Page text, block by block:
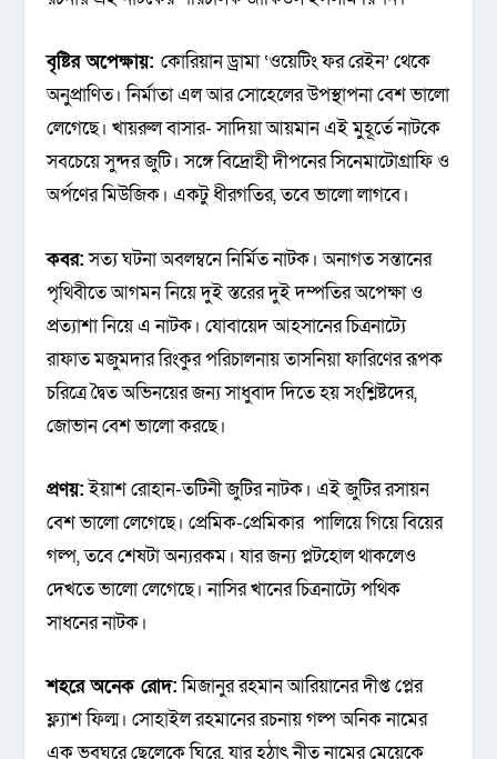
বৃষ্টির অপেক্ষায়:কোরিয়ান ড্রামা ‌‘ওয়েটিং ফর রেইন’ থেকে
অনুপ্রাণিত। নির্মাতা এল আর সোহেলের উপস্থাপনা বেশ ভালো
লেগেছে। খায়রুল বাসার- সাদিয়া আয়মান এই মুহূর্তে নাটকে
সবচেয়ে সুন্দর জুটি। সঙ্গে বিদ্রোহী দীপনের সিনেমাটোগ্রাফি ও
অর্পণের মিউজিক। একটু ধীরগতির, তবে ভালো লাগবে।
কবর:সত্য ঘটনা অবলম্বনে নির্মিত নাটক। অনাগত সন্তানের
পৃথিবীতে আগমন নিয়ে দুই স্তরের দুই দম্পতির অপেক্ষা ও
প্রত্যাশা নিয়ে এ নাটক। যোবায়েদ আহসানের চিত্রনাট্যে
রাফাত মজুমদার রিংকুর পরিচালনায় তাসনিয়া ফারিণের রূপক
চরিত্রে দ্বৈত অভিনয়ের জন্য সাধুবাদ দিতে হয় সংশ্লিষ্টদের,
জোভান বেশ ভালো করছে।
প্রণয়:ইয়াশ রোহান-তটিনী জুটির নাটক। এই জুটির রসায়ন
বেশ ভালো লেগেছে। প্রেমিক-প্রেমিকার পালিয়ে গিয়ে বিয়ের
গল্প, তবে শেষটা অন্যরকম। যার জন্য প্লটহোল থাকলেও
দেখতে ভালো লেগেছে। নাসির খানের চিত্রনাট্যে পথিক
সাধনের নাটক।
শহরে অনেক রোদ:মিজানুর রহমান আরিয়ানের দীপ্ত প্লের
ফ্ল্যাশ ফিল্ম। সোহাইল রহমানের রচনায় গল্প অনিক নামের
এক ভবঘুরে ছেলেকে ঘিরে, যার হঠাৎ নীতু নামের মেয়েকে